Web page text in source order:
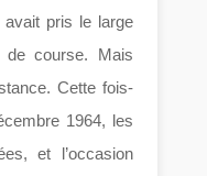
pris le large
de course. Mais
Cette fois-
1964, les
et l’occasion